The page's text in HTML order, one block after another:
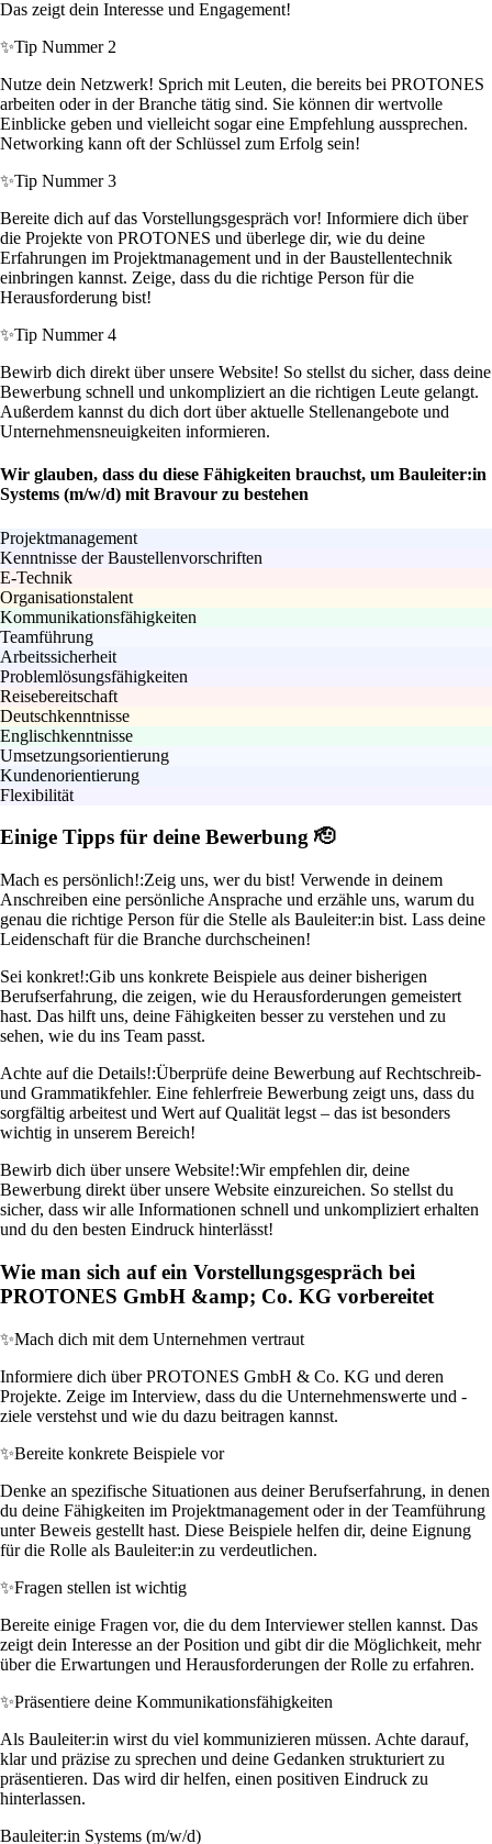
Das zeigt dein Interesse und Engagement!
✨Tip Nummer 2
Nutze dein Netzwerk! Sprich mit Leuten, die bereits bei PROTONES
arbeiten oder in der Branche tätig sind. Sie können dir wertvolle
Einblicke geben und vielleicht sogar eine Empfehlung aussprechen.
Networking kann oft der Schlüssel zum Erfolg sein!
✨Tip Nummer 3
Bereite dich auf das Vorstellungsgespräch vor! Informiere dich über
die Projekte von PROTONES und überlege dir, wie du deine
Erfahrungen im Projektmanagement und in der Baustellentechnik
einbringen kannst. Zeige, dass du die richtige Person für die
Herausforderung bist!
✨Tip Nummer 4
Bewirb dich direkt über unsere Website! So stellst du sicher, dass deine
Bewerbung schnell und unkompliziert an die richtigen Leute gelangt.
Außerdem kannst du dich dort über aktuelle Stellenangebote und
Unternehmensneuigkeiten informieren.
Wir glauben, dass du diese Fähigkeiten brauchst, um Bauleiter:in
Systems (m/w/d) mit Bravour zu bestehen
Projektmanagement
Kenntnisse der Baustellenvorschriften
E-Technik
Organisationstalent
Kommunikationsfähigkeiten
Teamführung
Arbeitssicherheit
Problemlösungsfähigkeiten
Reisebereitschaft
Deutschkenntnisse
Englischkenntnisse
Umsetzungsorientierung
Kundenorientierung
Flexibilität
Einige Tipps für deine Bewerbung 🫡
Mach es persönlich!:Zeig uns, wer du bist! Verwende in deinem
Anschreiben eine persönliche Ansprache und erzähle uns, warum du
genau die richtige Person für die Stelle als Bauleiter:in bist. Lass deine
Leidenschaft für die Branche durchscheinen!
Sei konkret!:Gib uns konkrete Beispiele aus deiner bisherigen
Berufserfahrung, die zeigen, wie du Herausforderungen gemeistert
hast. Das hilft uns, deine Fähigkeiten besser zu verstehen und zu
sehen, wie du ins Team passt.
Achte auf die Details!:Überprüfe deine Bewerbung auf Rechtschreib-
und Grammatikfehler. Eine fehlerfreie Bewerbung zeigt uns, dass du
sorgfältig arbeitest und Wert auf Qualität legst – das ist besonders
wichtig in unserem Bereich!
Bewirb dich über unsere Website!:Wir empfehlen dir, deine
Bewerbung direkt über unsere Website einzureichen. So stellst du
sicher, dass wir alle Informationen schnell und unkompliziert erhalten
und du den besten Eindruck hinterlässt!
Wie man sich auf ein Vorstellungsgespräch bei
PROTONES GmbH &amp; Co. KG vorbereitet
✨Mach dich mit dem Unternehmen vertraut
Informiere dich über PROTONES GmbH & Co. KG und deren
Projekte. Zeige im Interview, dass du die Unternehmenswerte und -
ziele verstehst und wie du dazu beitragen kannst.
✨Bereite konkrete Beispiele vor
Denke an spezifische Situationen aus deiner Berufserfahrung, in denen
du deine Fähigkeiten im Projektmanagement oder in der Teamführung
unter Beweis gestellt hast. Diese Beispiele helfen dir, deine Eignung
für die Rolle als Bauleiter:in zu verdeutlichen.
✨Fragen stellen ist wichtig
Bereite einige Fragen vor, die du dem Interviewer stellen kannst. Das
zeigt dein Interesse an der Position und gibt dir die Möglichkeit, mehr
über die Erwartungen und Herausforderungen der Rolle zu erfahren.
✨Präsentiere deine Kommunikationsfähigkeiten
Als Bauleiter:in wirst du viel kommunizieren müssen. Achte darauf,
klar und präzise zu sprechen und deine Gedanken strukturiert zu
präsentieren. Das wird dir helfen, einen positiven Eindruck zu
hinterlassen.
Bauleiter:in Systems (m/w/d)